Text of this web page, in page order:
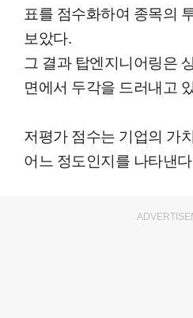
표를 점수화하여 종목의
보았다.
그 결과 탑엔지니어링은
면에서 두각을 드러내고
저평가 점수는 기업의 가
어느 정도인지를 나타낸